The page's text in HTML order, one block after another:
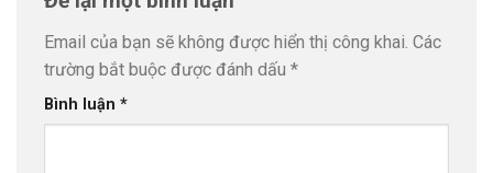
Email của bạn sẽ không được hiển thị công khai. Các
trường bắt buộc được đánh dấu *
Bình luận *